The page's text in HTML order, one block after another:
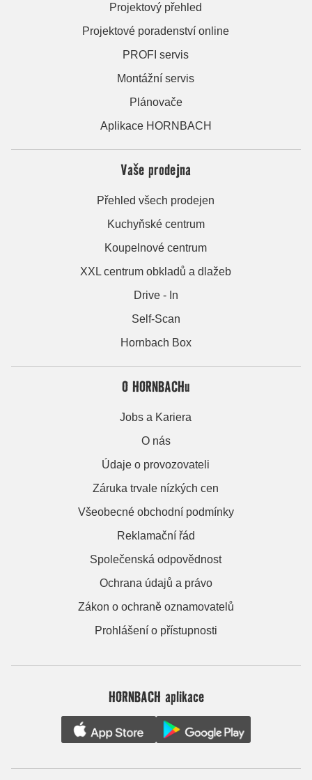
Projektový přehled
Projektové poradenství online
PROFI servis
Montážní servis
Plánovače
Aplikace HORNBACH
Vaše prodejna
Přehled všech prodejen
Kuchyňské centrum
Koupelnové centrum
XXL centrum obkladů a dlažeb
Drive - In
Self-Scan
Hornbach Box
O HORNBACHu
Jobs a Kariera
O nás
Údaje o provozovateli
Záruka trvale nízkých cen
Všeobecné obchodní podmínky
Reklamační řád
Společenská odpovědnost
Ochrana údajů a právo
Zákon o ochraně oznamovatelů
Prohlášení o přístupnosti
HORNBACH aplikace